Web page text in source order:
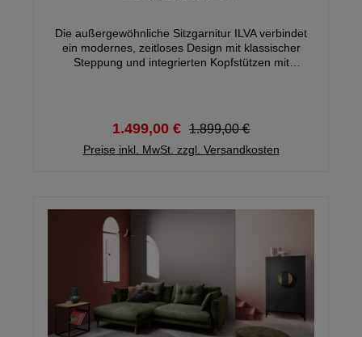
Die außergewöhnliche Sitzgarnitur ILVA verbindet
ein modernes, zeitloses Design mit klassischer
Steppung und integrierten Kopfstützen mit
bündige Liegefläche mit ca. 126 x 240 cm. Modell
erhältlich AB € 1099.- / ohne elektrische
1.499,00 € 1.899,00 €
Preise inkl. MwSt. zzgl. Versandkosten